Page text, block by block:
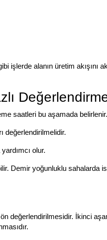
işlerde alanın üretim akışını
saatleri bu aşamada belirlenir.
değerlendirilmelidir.
olur.
Demir yoğunluklu sahalarda
değerlendirilmesidir. İkinci